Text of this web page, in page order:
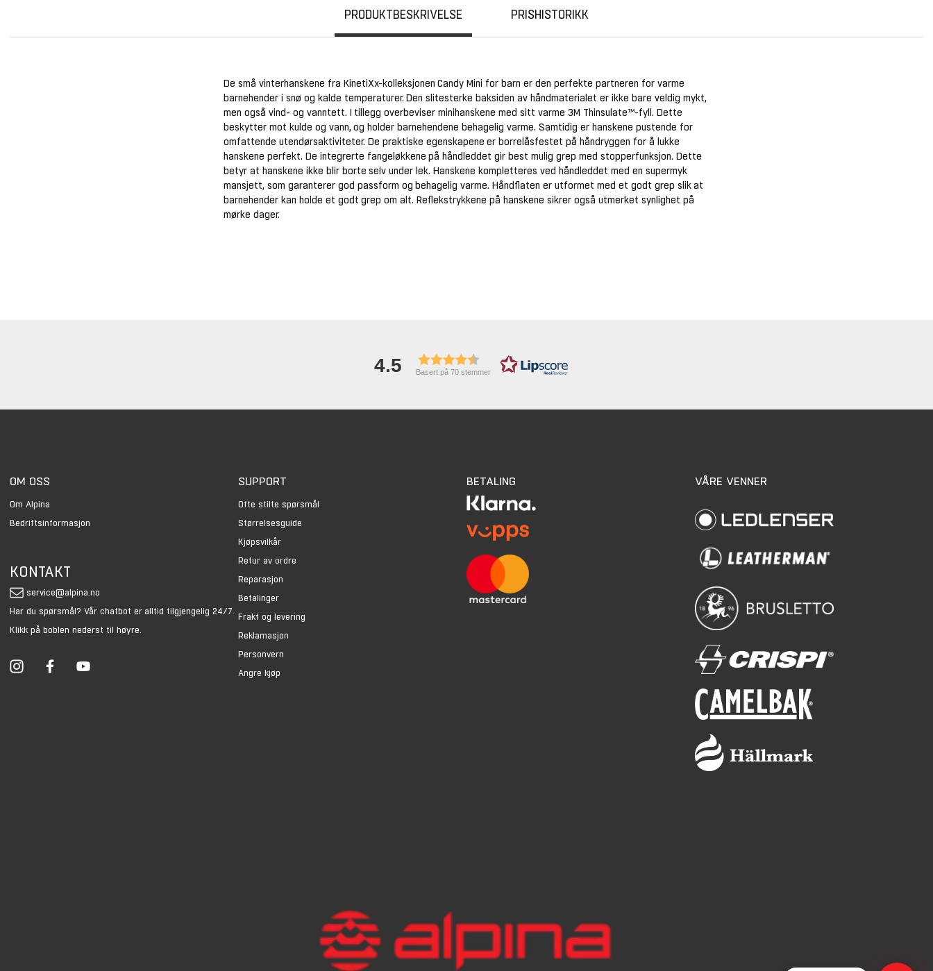
PRODUKTBESKRIVELSE PRISHISTORIKK
De små vinterhanskene fra KinetiXx-kolleksjonen Candy Mini for barn er den perfekte partneren for varme
barnehender i snø og kalde temperaturer. Den slitesterke baksiden av håndmaterialet er ikke bare veldig mykt,
men også vind- og vanntett. I tillegg overbeviser minihanskene med sitt varme 3M Thinsulate™-fyll. Dette
beskytter mot kulde og vann, og holder barnehendene behagelig varme. Samtidig er hanskene pustende for
omfattende utendørsaktiviteter. De praktiske egenskapene er borrelåsfestet på håndryggen for å lukke
hanskene perfekt. De integrerte fangeløkkene på håndleddet gir best mulig grep med stopperfunksjon. Dette
betyr at hanskene ikke blir borte selv under lek. Hanskene kompletteres ved håndleddet med en supermyk
mansjett, som garanterer god passform og behagelig varme. Håndflaten er utformet med et godt grep slik at
barnehender kan holde et godt grep om alt. Reflekstrykkene på hanskene sikrer også utmerket synlighet på
mørke dager.
4.5 Basert på 70 stemmer
OM OSS
Om Alpina
Bedriftsinformasjon
KONTAKT
service@alpina.no
Har du spørsmål? Vår chatbot er alltid tilgjengelig 24/7.
Klikk på boblen nederst til høyre.
SUPPORT
Ofte stilte spørsmål
Størrelsesguide
Kjøpsvilkår
Retur av ordre
Reparasjon
Betalinger
Frakt og levering
Reklamasjon
Personvern
Angre kjøp
BETALING VÅRE VENNER